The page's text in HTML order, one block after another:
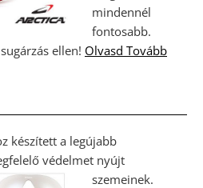
mindennél
fontosabb.
ellen! Olvasd Tovább
készített a legújabb
védelmet nyújt
szemeinek.